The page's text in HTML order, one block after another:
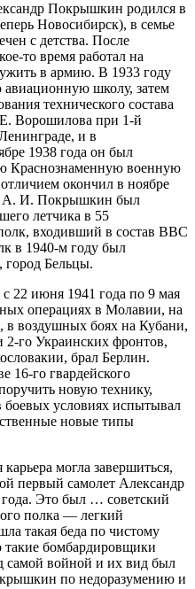
Покрышкин родился в
Новосибирск), в семье
с детства. После
то время работал на
в армию. В 1933 году
школу, затем
технического состава
Ворошилова при 1-й
и в
1938 года он был
Краснознаменную военную
окончил в ноябре
А. И. Покрышкин был
летчика в 55
входивший в состав ВВС
в 1940-м году был
Бельцы.
22 июня 1941 года по 9 мая
операциях в Молавии, на
в воздушных боях на Кубани,
2-го Украинских фронтов,
брал Берлин.
16-го гвардейского
новую технику,
боевых условиях испытывал
новые типы
могла завершиться,
первый самолет Александр
Это был … советский
полка — легкий
такая беда по чистому
бомбардировщики
самой войной и их вид был
по недоразумению и